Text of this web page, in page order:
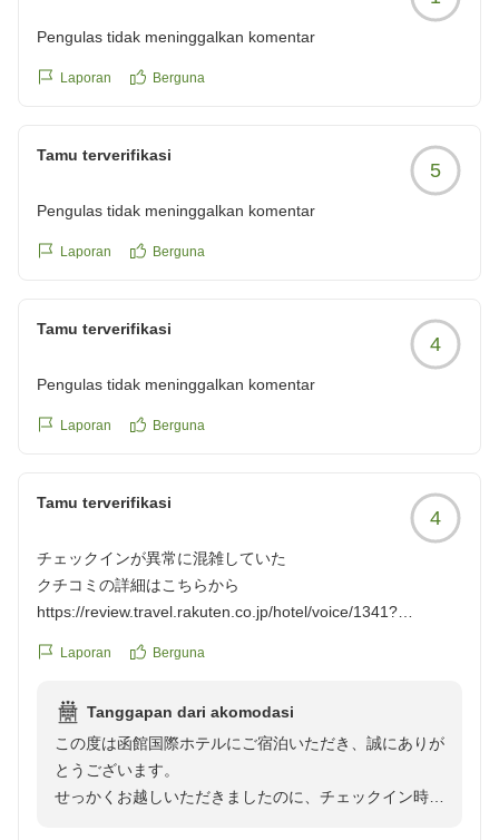
Pengulas tidak meninggalkan komentar
Laporan Berguna
Tamu terverifikasi
5
Pengulas tidak meninggalkan komentar
Laporan Berguna
Tamu terverifikasi
4
Pengulas tidak meninggalkan komentar
Laporan Berguna
Tamu terverifikasi
4
チェックインが異常に混雑していた
クチコミの詳細はこちらから
https://review.travel.rakuten.co.jp/hotel/voice/1341?
Laporan Berguna
Tanggapan dari akomodasi
この度は函館国際ホテルにご宿泊いただき、誠にありが
とうございます。
せっかくお越しいただきましたのに、チェックイン時の